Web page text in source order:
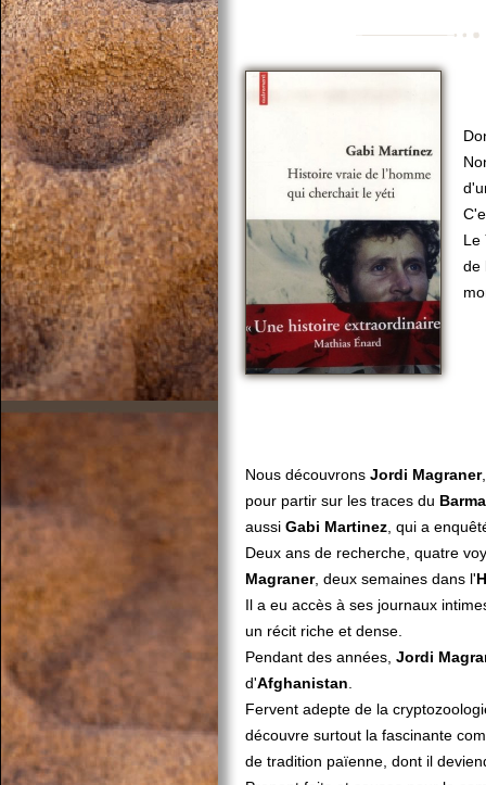
Le
de
Nous découvrons Jordi Magraner
pour partir sur les traces du
aussi Gabi Martinez , qui a
Deux ans de recherche, quatre
Magraner, deux semaines dans l'
Il a eu accès à ses journaux
un récit riche et dense.
Pendant des années, Jordi
d'Afghanistan
Fervent adepte de la
découvre surtout la fascinante
de tradition païenne, dont il